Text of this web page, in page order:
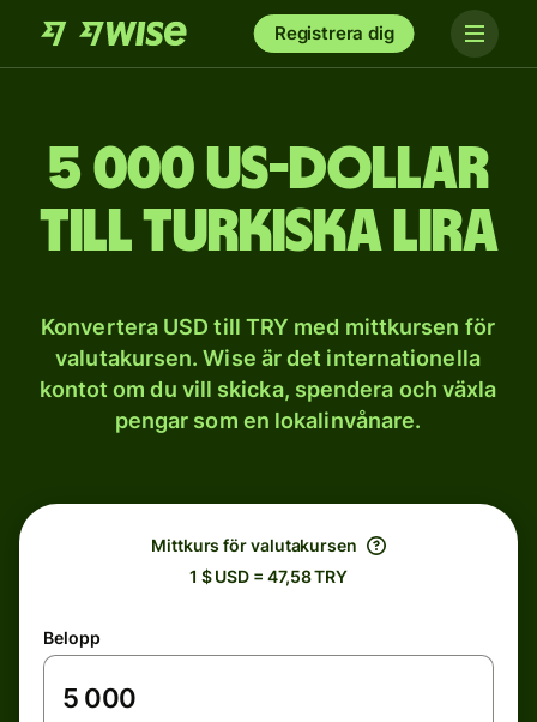
Registrera dig
5 000 US-dollar
till turkiska lira
Konvertera USD till TRY med mittkursen för
valutakursen. Wise är det internationella
kontot om du vill skicka, spendera och växla
pengar som en lokalinvånare.
Mittkurs för valutakursen
1 $ USD = 47,58 TRY
Belopp